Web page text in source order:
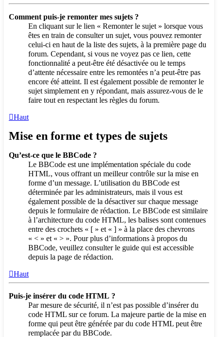
Comment puis-je remonter mes sujets ?
En cliquant sur le lien « Remonter le sujet » lorsque vous
êtes en train de consulter un sujet, vous pouvez remonter
celui-ci en haut de la liste des sujets, à la première page du
forum. Cependant, si vous ne voyez pas ce lien, cette
fonctionnalité a peut-être été désactivée ou le temps
d’attente nécessaire entre les remontées n’a peut-être pas
encore été atteint. Il est également possible de remonter le
sujet simplement en y répondant, mais assurez-vous de le
faire tout en respectant les règles du forum.
Haut
Mise en forme et types de sujets
Qu’est-ce que le BBCode ?
Le BBCode est une implémentation spéciale du code
HTML, vous offrant un meilleur contrôle sur la mise en
forme d’un message. L’utilisation du BBCode est
déterminée par les administrateurs, mais il vous est
également possible de la désactiver sur chaque message
depuis le formulaire de rédaction. Le BBCode est similaire
à l’architecture du code HTML, les balises sont contenues
entre des crochets « [ » et « ] » à la place des chevrons
« < » et « > ». Pour plus d’informations à propos du
BBCode, veuillez consulter le guide qui est accessible
depuis la page de rédaction.
Haut
Puis-je insérer du code HTML ?
Par mesure de sécurité, il n’est pas possible d’insérer du
code HTML sur ce forum. La majeure partie de la mise en
forme qui peut être générée par du code HTML peut être
remplacée par du BBCode.